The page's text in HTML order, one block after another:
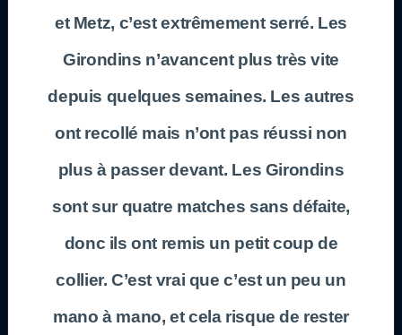
et Metz, c’est extrêmement serré. Les
Girondins n’avancent plus très vite
depuis quelques semaines. Les autres
ont recollé mais n’ont pas réussi non
plus à passer devant. Les Girondins
sont sur quatre matches sans défaite,
donc ils ont remis un petit coup de
collier. C’est vrai que c’est un peu un
mano à mano, et cela risque de rester